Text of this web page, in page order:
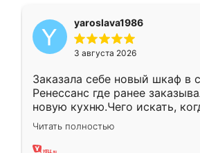
yaroslava1986
3 августа 2026
Заказала себе новый шкаф в
Ренессанс где ранее
новую кухню.Чего искать,
вполне довольна. Служит
два года, нареканий нет.
Читать полностью